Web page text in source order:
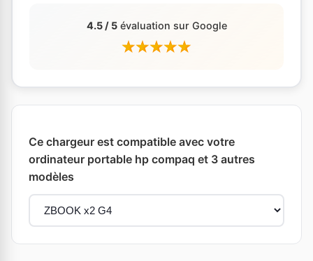
4.5 / 5évaluation sur Google
Ce chargeur est compatible avec votre
ordinateur portable hp compaq et 3 autres
modèles